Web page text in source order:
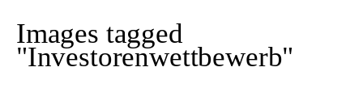
Images tagged
"Investorenwettbewerb"